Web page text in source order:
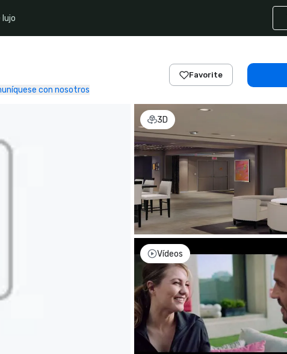
lujo
con nosotros
Favorite
3D
Vídeos